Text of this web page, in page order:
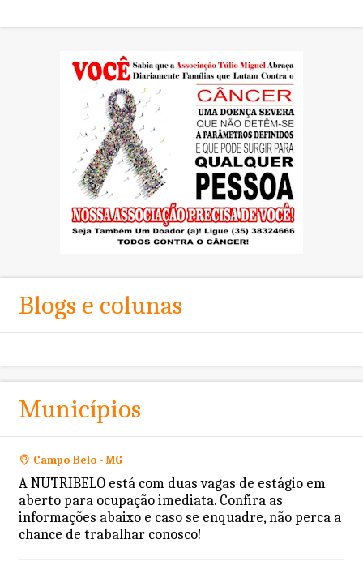
Blogs e colunas
Municípios
Campo Belo - MG
A NUTRIBELO está com duas vagas de estágio em
aberto para ocupação imediata. Confira as
informações abaixo e caso se enquadre, não perca a
chance de trabalhar conosco!